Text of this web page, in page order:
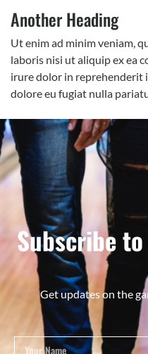
Another Heading
Ut enim ad minim veniam,
laboris nisi ut aliquip ex ea
irure dolor in reprehenderit
dolore eu fugiat nulla
Subscribe
Get updates on the